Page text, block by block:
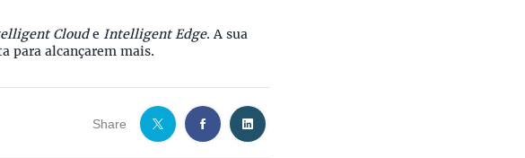
Cloude Intelligent Edge. A sua
para alcançarem mais.
Share